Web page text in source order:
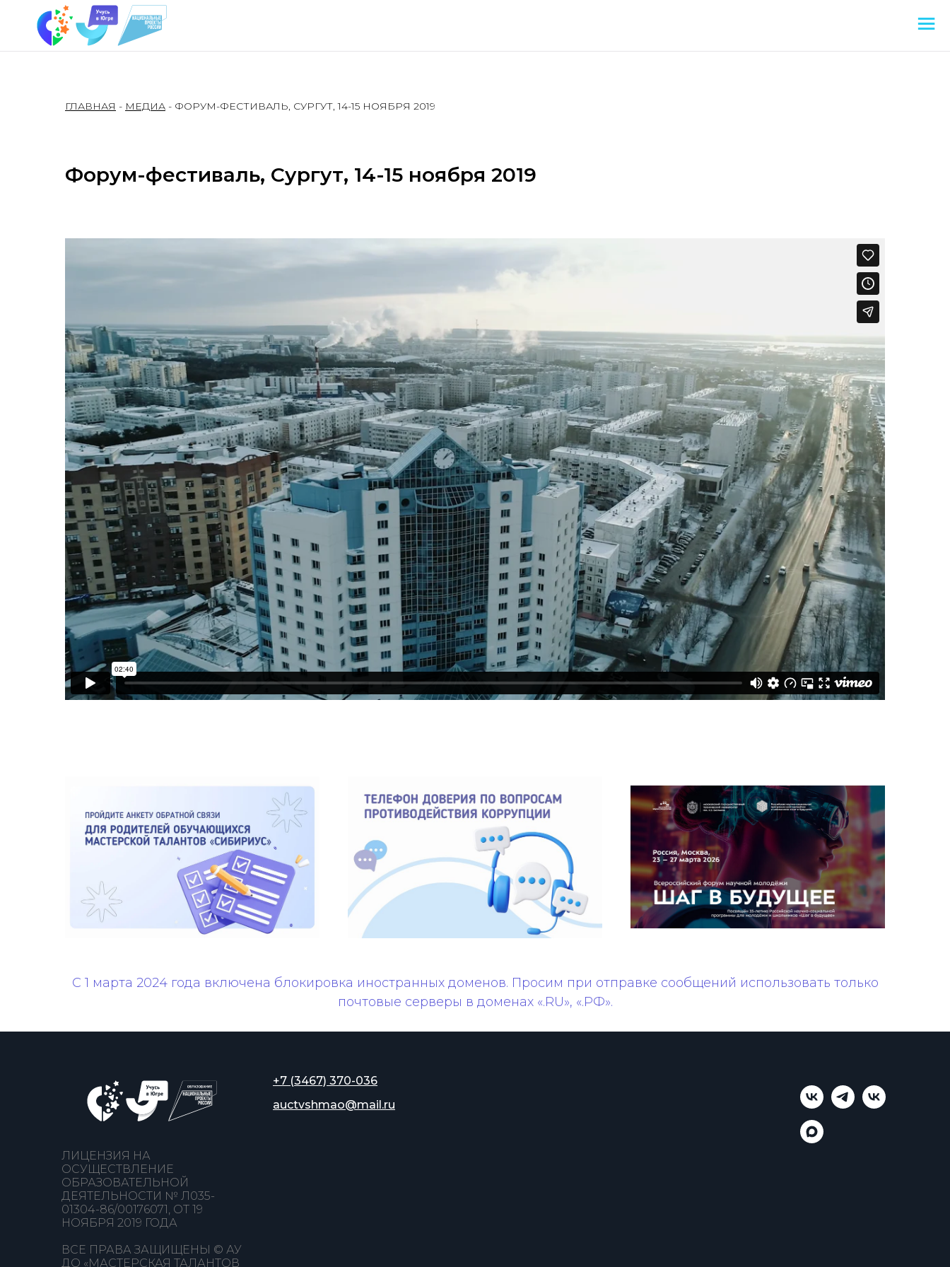
ГЛАВНАЯ - МЕДИА - ФОРУМ-ФЕСТИВАЛЬ, СУРГУТ, 14-15 НОЯБРЯ 2019
Форум-фестиваль, Сургут, 14-15 ноября 2019
С 1 марта 2024 года включена блокировка иностранных доменов. Просим при отправке сообщений использовать только
почтовые серверы в доменах «.RU», «.РФ».
ЛИЦЕНЗИЯ НА
ОСУЩЕСТВЛЕНИЕ
ОБРАЗОВАТЕЛЬНОЙ
ДЕЯТЕЛЬНОСТИ № Л035-
01304-86/00176071, ОТ 19
НОЯБРЯ 2019 ГОДА
ВСЕ ПРАВА ЗАЩИЩЕНЫ © АУ
ДО «МАСТЕРСКАЯ ТАЛАНТОВ
+7 (3467) 370-036
auctvshmao@mail.ru